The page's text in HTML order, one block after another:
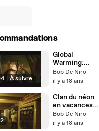
| À suivre
Global
Warming:
Suicide
collectif des
Bob De Niro
il y a 18 ans
Clan du néon
en vacances à
Biscarrosse
Bob De Niro
il y a 18 ans